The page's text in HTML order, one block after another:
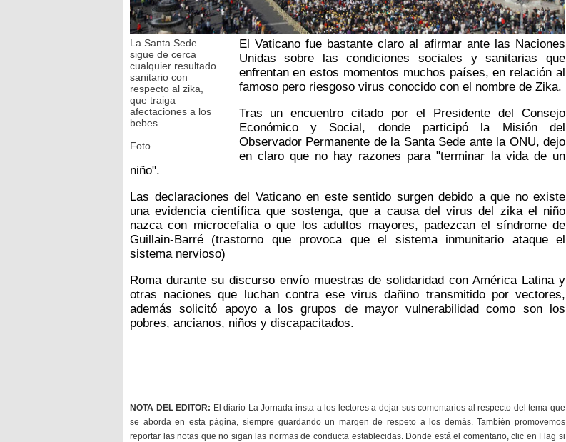
La Santa Sede
sigue de cerca
cualquier resultado
sanitario con
respecto al zika,
que traiga
afectaciones a los
bebes.
Foto
El Vaticano fue bastante claro al afirmar ante las Naciones
Unidas sobre las condiciones sociales y sanitarias que
enfrentan en estos momentos muchos países, en relación al
famoso pero riesgoso virus conocido con el nombre de Zika.
Tras un encuentro citado por el Presidente del Consejo
Económico y Social, donde participó la Misión del
Observador Permanente de la Santa Sede ante la ONU, dejo
en claro que no hay razones para "terminar la vida de un
niño".
Las declaraciones del Vaticano en este sentido surgen debido a que no existe
una evidencia científica que sostenga, que a causa del virus del zika el niño
nazca con microcefalia o que los adultos mayores, padezcan el síndrome de
Guillain-Barré (trastorno que provoca que el sistema inmunitario ataque el
sistema nervioso)
Roma durante su discurso envío muestras de solidaridad con América Latina y
otras naciones que luchan contra ese virus dañino transmitido por vectores,
además solicitó apoyo a los grupos de mayor vulnerabilidad como son los
pobres, ancianos, niños y discapacitados.
NOTA DEL EDITOR: El diario La Jornada insta a los lectores a dejar sus comentarios al respecto del tema que
se aborda en esta página, siempre guardando un margen de respeto a los demás. También promovemos
reportar las notas que no sigan las normas de conducta establecidas. Donde está el comentario, clic en Flag si